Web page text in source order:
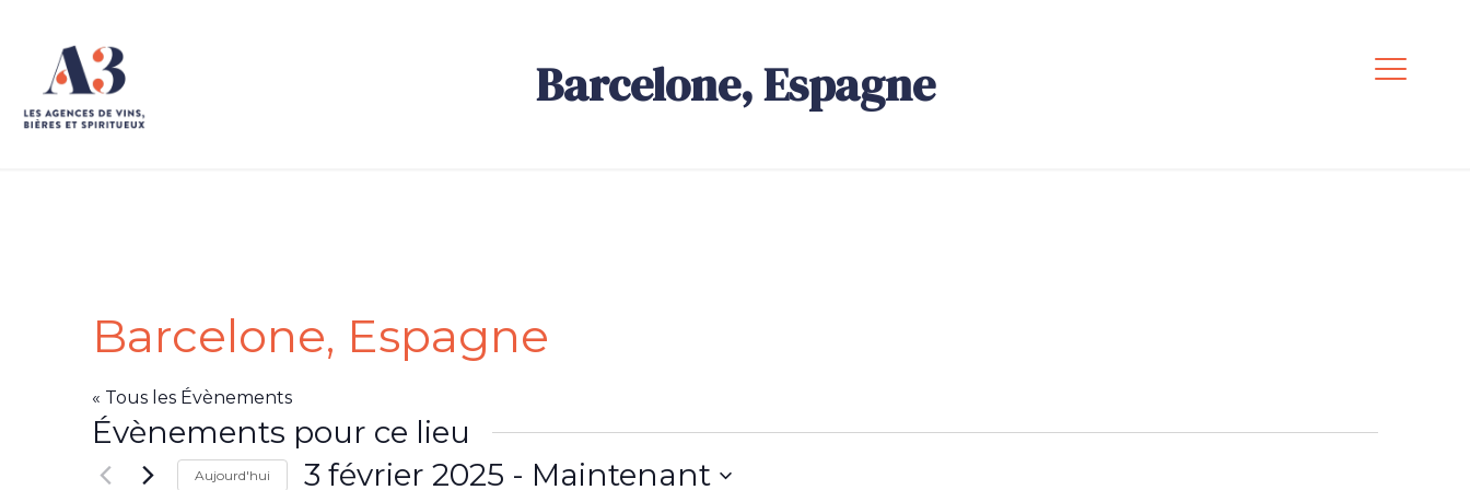
Barcelone, Espagne
Barcelone, Espagne
« Tous les Évènements
Évènements pour ce lieu
Aujourd'hui 3 février 2025 - Maintenant